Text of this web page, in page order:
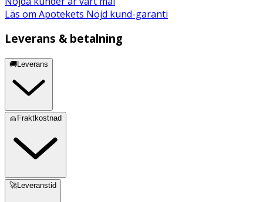
Läs om Apotekets Nöjd kund-garanti
Leverans & betalning
🚚Leverans
🧺Fraktkostnad
🚀Leveranstid